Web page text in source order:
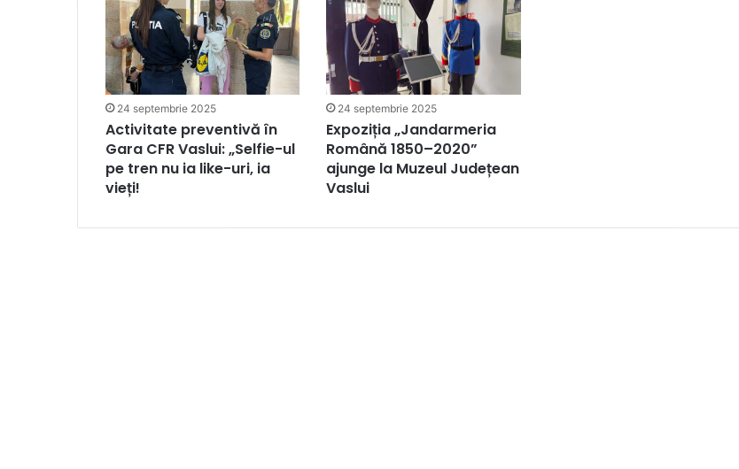
24 septembrie 2025
Activitate preventivă în
Gara CFR Vaslui: „Selfie-ul
pe tren nu ia like-uri, ia
vieți!
24 septembrie 2025
Expoziția „Jandarmeria
Română 1850–2020”
ajunge la Muzeul Județean
Vaslui